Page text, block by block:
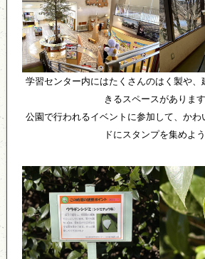
学習センター内にはたくさんのはく製や、
きるスペースがあります
公園で行われるイベントに参加して、かわ
ドにスタンプを集めよう